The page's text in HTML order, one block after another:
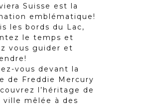
Suisse est la
emblématique!
les bords du Lac,
le temps et
vous guider et
vous devant la
de Freddie Mercury
l’héritage de
mêlée à des